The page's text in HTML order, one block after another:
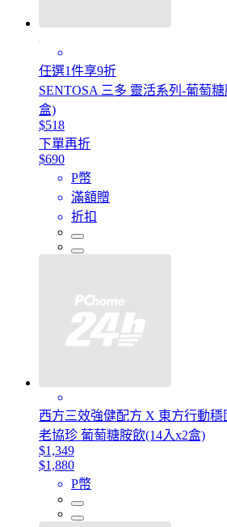
任選1件享9折
SENTOSA 三多 靈活系列-葡萄
盒)
$518
下單再折
$690
P幣
滿額贈
折扣
西方三效強健配方 X 東方行動穩
老協珍 葡萄糖胺飲(14入x2盒)
$1,349
$1,880
P幣